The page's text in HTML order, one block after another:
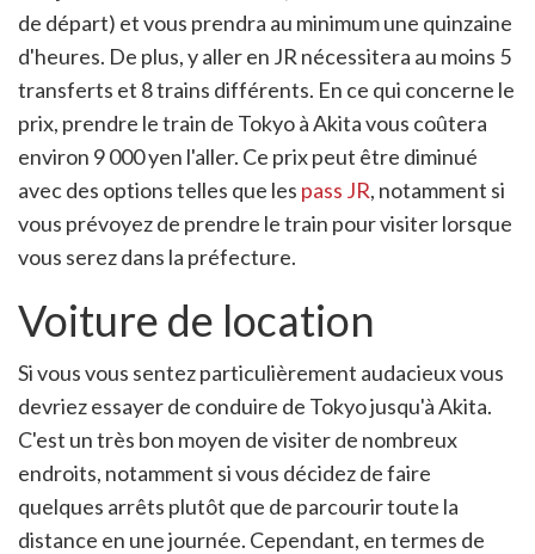
de départ) et vous prendra au minimum une quinzaine
d'heures. De plus, y aller en JR nécessitera au moins 5
transferts et 8 trains différents. En ce qui concerne le
prix, prendre le train de Tokyo à Akita vous coûtera
environ 9 000 yen l'aller. Ce prix peut être diminué
avec des options telles que les pass JR, notamment si
vous prévoyez de prendre le train pour visiter lorsque
vous serez dans la préfecture.
Voiture de location
Si vous vous sentez particulièrement audacieux vous
devriez essayer de conduire de Tokyo jusqu'à Akita.
C'est un très bon moyen de visiter de nombreux
endroits, notamment si vous décidez de faire
quelques arrêts plutôt que de parcourir toute la
distance en une journée. Cependant, en termes de